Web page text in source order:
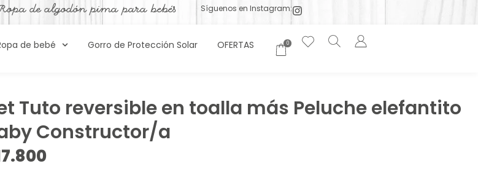
de algodón pima para bebés Síguenos en Instagram:
de bebé Gorro de Protección Solar OFERTAS 0
Tuto reversible en toalla más Peluche elefantito
Constructor/a